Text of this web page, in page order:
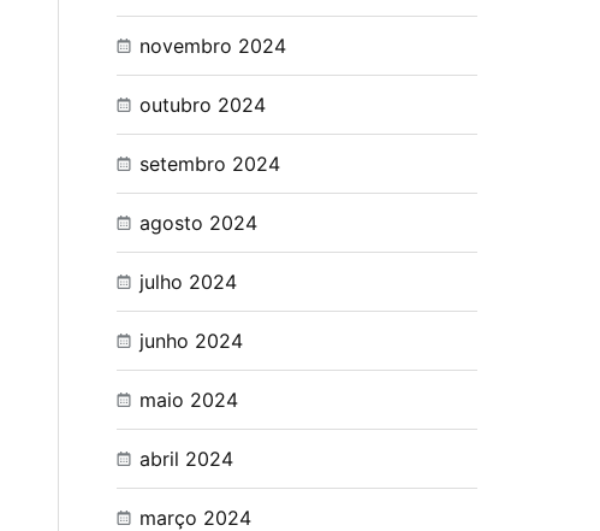
novembro 2024
outubro 2024
setembro 2024
agosto 2024
julho 2024
junho 2024
maio 2024
abril 2024
março 2024